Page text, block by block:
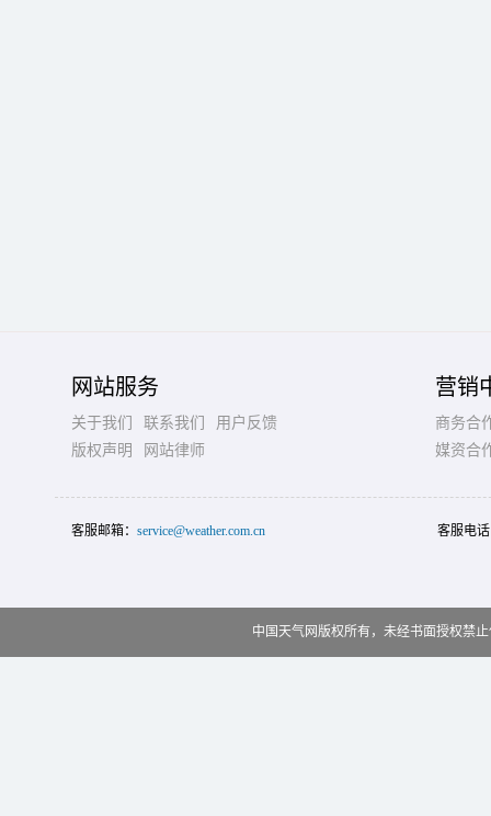
网站服务
关于我们 联系我们
用户反馈
版权声明
网站律师
营销
商务合
媒资合
客服邮箱： service@weather.com.cn 客服电
中国天气网版权所有，未经书面授权